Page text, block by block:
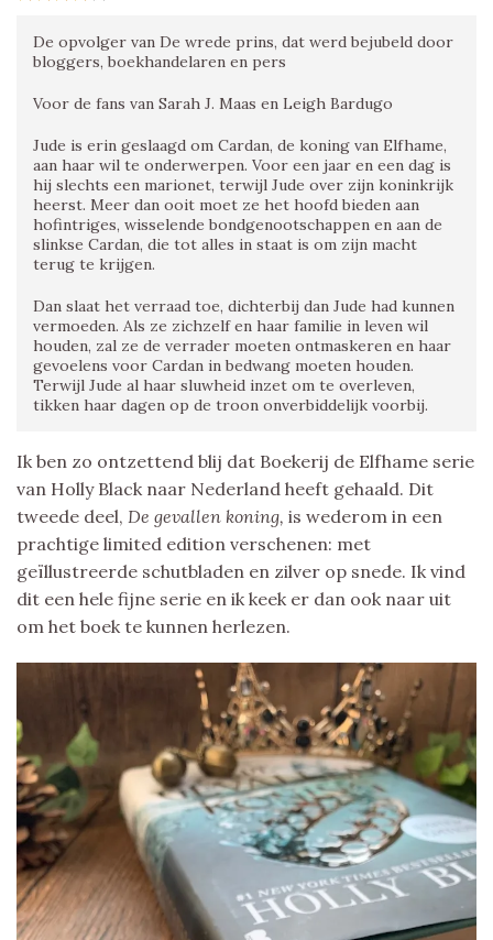
De opvolger van De wrede prins, dat werd bejubeld door
bloggers, boekhandelaren en pers
Voor de fans van Sarah J. Maas en Leigh Bardugo
Jude is erin geslaagd om Cardan, de koning van Elfhame,
aan haar wil te onderwerpen. Voor een jaar en een dag is
hij slechts een marionet, terwijl Jude over zijn koninkrijk
heerst. Meer dan ooit moet ze het hoofd bieden aan
hofintriges, wisselende bondgenootschappen en aan de
slinkse Cardan, die tot alles in staat is om zijn macht
terug te krijgen.
Dan slaat het verraad toe, dichterbij dan Jude had kunnen
vermoeden. Als ze zichzelf en haar familie in leven wil
houden, zal ze de verrader moeten ontmaskeren en haar
gevoelens voor Cardan in bedwang moeten houden.
Terwijl Jude al haar sluwheid inzet om te overleven,
tikken haar dagen op de troon onverbiddelijk voorbij.
Ik ben zo ontzettend blij dat Boekerij de Elfhame serie
van Holly Black naar Nederland heeft gehaald. Dit
tweede deel, De gevallen koning, is wederom in een
prachtige limited edition verschenen: met
geïllustreerde schutbladen en zilver op snede. Ik vind
dit een hele fijne serie en ik keek er dan ook naar uit
om het boek te kunnen herlezen.